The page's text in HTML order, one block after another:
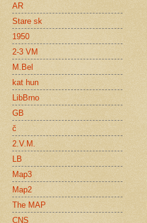
AR
Stare sk
1950
2-3 VM
M.Bel
kat hun
LibBrno
GB
č
2.V.M.
LB
Map3
Map2
The MAP
CNS